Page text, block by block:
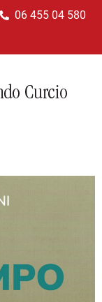
06 455 04 580